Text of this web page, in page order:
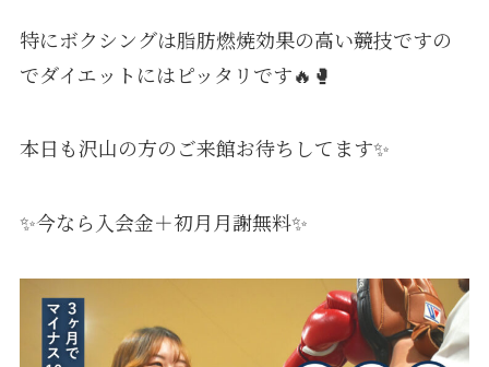
特にボクシングは脂肪燃焼効果の高い競技ですの
でダイエットにはピッタリです🔥🥊
本日も沢山の方のご来館お待ちしてます✨
✨今なら入会金＋初月月謝無料✨